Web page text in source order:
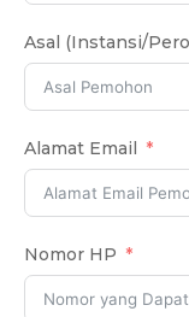
Asal (Instansi/
Alamat Email
Nomor HP